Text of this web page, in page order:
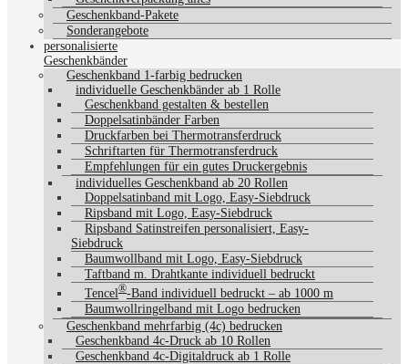
Geschenkband-Pakete
Sonderangebote
personalisierte
Geschenkbänder
Geschenkband 1-farbig bedrucken
individuelle Geschenkbänder ab 1 Rolle
Geschenkband gestalten & bestellen
Doppelsatinbänder Farben
Druckfarben bei Thermotransferdruck
Schriftarten für Thermotransferdruck
Empfehlungen für ein gutes Druckergebnis
individuelles Geschenkband ab 20 Rollen
Doppelsatinband mit Logo, Easy-Siebdruck
Ripsband mit Logo, Easy-Siebdruck
Ripsband Satinstreifen personalisiert, Easy-
Siebdruck
Baumwollband mit Logo, Easy-Siebdruck
Taftband m. Drahtkante individuell bedruckt
Tencel®-Band individuell bedruckt – ab 1000 m
Baumwollringelband mit Logo bedrucken
Geschenkband mehrfarbig (4c) bedrucken
Geschenkband 4c-Druck ab 10 Rollen
Geschenkband 4c-Digitaldruck ab 1 Rolle